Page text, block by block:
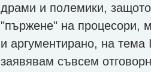
драми и полемики,
"пържене" на процесори,
и аргументирано, на
заявявам съвсем